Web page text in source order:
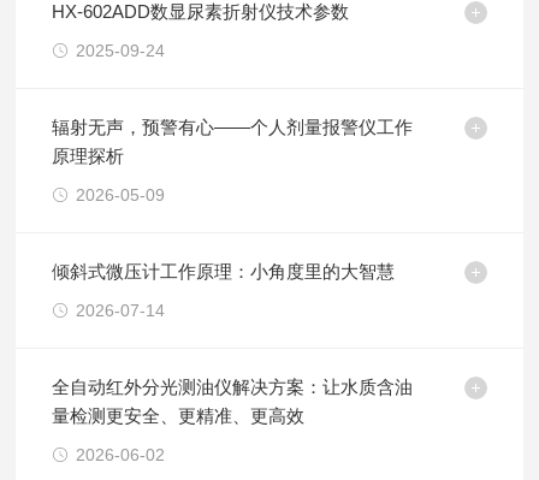
HX-602ADD数显尿素折射仪技术参数
2025-09-24
辐射无声，预警有心——个人剂量报警仪工作
原理探析
2026-05-09
倾斜式微压计工作原理：小角度里的大智慧
2026-07-14
全自动红外分光测油仪解决方案：让水质含油
量检测更安全、更精准、更高效
2026-06-02